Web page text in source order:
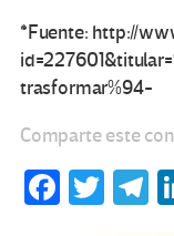
*Fuente: http://
trasformar%94-
Comparte este
Fa T